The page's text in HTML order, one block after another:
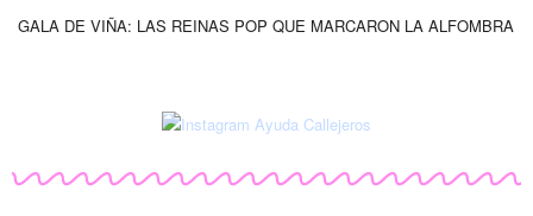
GALA DE VIÑA: LAS REINAS POP QUE MARCARON LA ALFOMBRA